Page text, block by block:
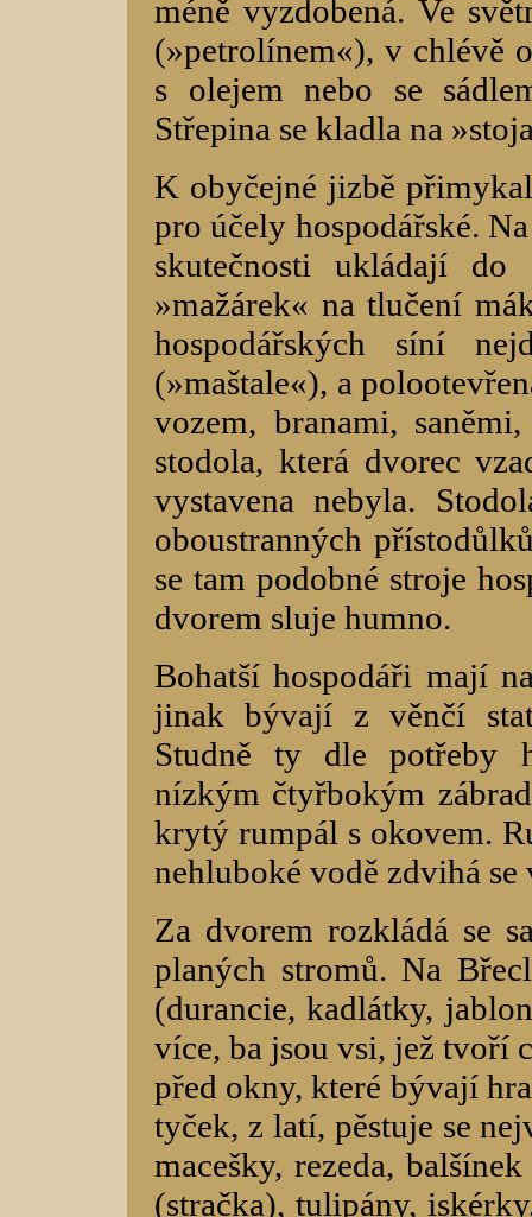
méně vyzdobená. Ve
(»petrolínem«), v chlévě
s olejem nebo se
Střepina se kladla na
K obyčejné jizbě
pro účely hospodářské.
skutečnosti ukládají
»mažárek« na tlučení
hospodářských síní
(»maštale«), a
vozem, branami,
stodola, která dvorec
vystavena nebyla.
oboustranných
se tam podobné stroje
dvorem sluje humno.
Bohatší hospodáři mají
jinak bývají z věnčí
Studně ty dle potřeby
nízkým čtyřbokým
krytý rumpál s okovem.
nehluboké vodě zdvihá
Za dvorem rozkládá se
planých stromů. Na
(durancie, kadlátky,
více, ba jsou vsi, jež tvoří
před okny, které bývají
tyček, z latí, pěstuje se
macešky, rezeda,
(stračka), tulipány,